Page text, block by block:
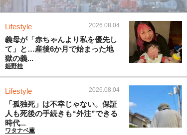
Lifestyle 2026.08.04
義母が「赤ちゃんより私を優先し
て」と…産後6か月で始まった地
獄の義...
姫野桂
Lifestyle 2026.08.04
「孤独死」は不幸じゃない。保証
人も死後の手続きも“外注”できる
時代...
ワタナベ薫